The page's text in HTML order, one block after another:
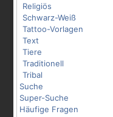
Religiös
Schwarz-Weiß
Tattoo-Vorlagen
Text
Tiere
Traditionell
Tribal
Suche
Super-Suche
Häufige Fragen